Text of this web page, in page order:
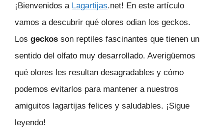
¡Bienvenidos a Lagartijas.net! En este artículo
vamos a descubrir qué olores odian los geckos.
Los geckos son reptiles fascinantes que tienen un
sentido del olfato muy desarrollado. Averigüemos
qué olores les resultan desagradables y cómo
podemos evitarlos para mantener a nuestros
amiguitos lagartijas felices y saludables. ¡Sigue
leyendo!